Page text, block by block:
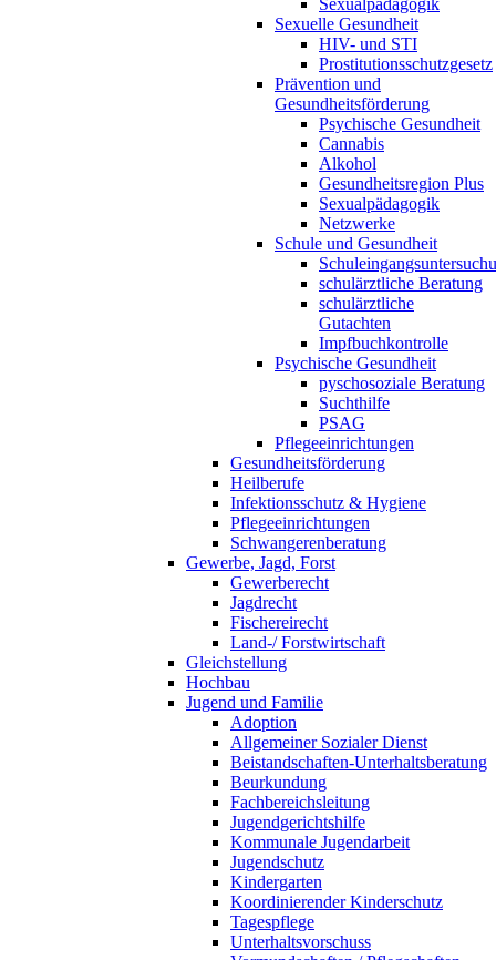
Sexualpädagogik
Sexuelle Gesundheit
HIV- und STI
Prostitutionsschutzgesetz
Prävention und
Gesundheitsförderung
Psychische Gesundheit
Cannabis
Alkohol
Gesundheitsregion Plus
Sexualpädagogik
Netzwerke
Schule und Gesundheit
schulärztliche Beratung
schulärztliche
Gutachten
Impfbuchkontrolle
Psychische Gesundheit
pyschosoziale Beratung
Suchthilfe
PSAG
Pflegeeinrichtungen
Gesundheitsförderung
Heilberufe
Infektionsschutz & Hygiene
Pflegeeinrichtungen
Schwangerenberatung
Gewerbe, Jagd, Forst
Gewerberecht
Jagdrecht
Fischereirecht
Land-/ Forstwirtschaft
Gleichstellung
Hochbau
Jugend und Familie
Adoption
Allgemeiner Sozialer Dienst
Beistandschaften-Unterhaltsberatung
Beurkundung
Fachbereichsleitung
Jugendgerichtshilfe
Kommunale Jugendarbeit
Jugendschutz
Kindergarten
Koordinierender Kinderschutz
Tagespflege
Unterhaltsvorschuss